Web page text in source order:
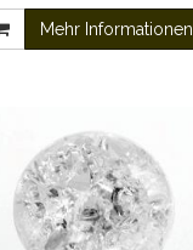
Mehr Informationen